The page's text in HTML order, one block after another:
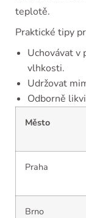
teplotě.
Praktické tipy
Uchovávat v
vlhkosti.
Udržovat
Odborně
Město
Praha
Brno